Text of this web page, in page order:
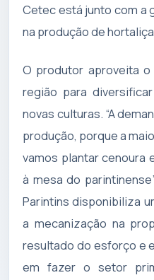
Cetec está junto com a
na produção de
​O produtor aproveita
região para
novas culturas. “A
produção, porque a
vamos plantar cenoura
à mesa do
Parintins disponibiliza
a mecanização na
resultado do esforço e
em fazer o setor